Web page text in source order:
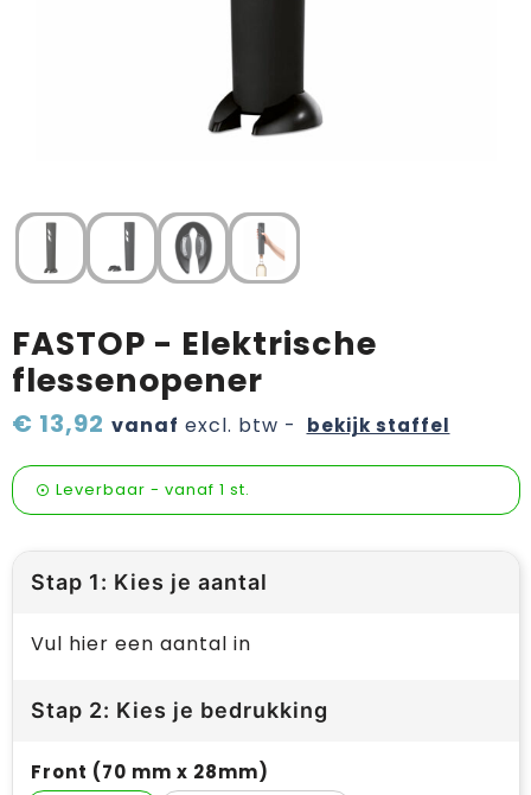
Verzorging & welness
Sinterklaas artikelen
Wijn, bier en proeverij
Zomerpakketten
FASTOP - Elektrische
flessenopener
€ 13,92 vanaf excl. btw - bekijk staffel
Leverbaar - vanaf 1 st.
Stap 1: Kies je aantal
Vul hier een aantal in
Stap 2: Kies je bedrukking
Front (70 mm x 28mm)